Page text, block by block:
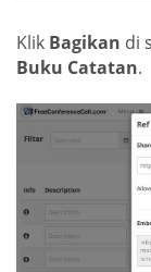
Klik Bagikan di
Buku Catatan.